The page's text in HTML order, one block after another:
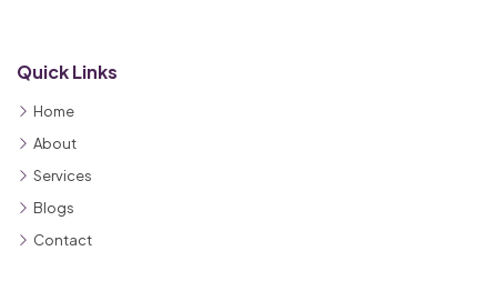
Quick Links
Home
About
Services
Blogs
Contact